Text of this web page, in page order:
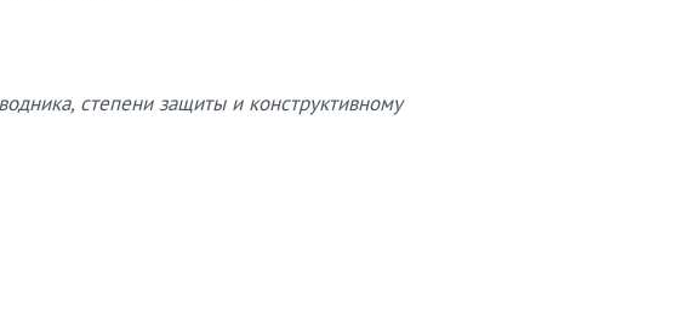
степени защиты и конструктивному